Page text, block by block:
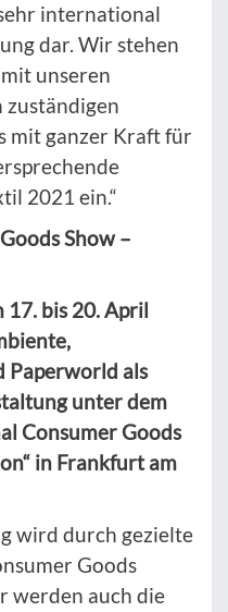
international
dar. Wir stehen
unseren
zuständigen
mit ganzer Kraft für
2021 ein.“
Show –
17. bis 20. April
Paperworld als
unter dem
Consumer Goods
in Frankfurt am
wird durch gezielte
Goods
werden auch die